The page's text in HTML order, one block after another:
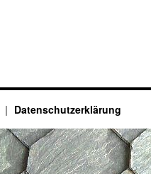
Datenschutzerklärung